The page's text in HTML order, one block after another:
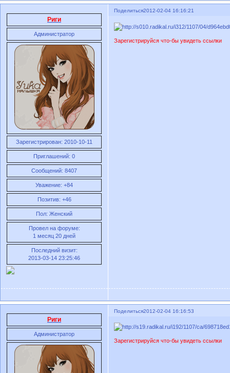
Поделиться2012-02-04 16:16:21
Риги
Администратор
Зарегистрирован: 2010-10-11
Приглашений: 0
Сообщений: 8407
Уважение: +84
Позитив: +46
Пол: Женский
Провел на форуме:
1 месяц 20 дней
Последний визит:
2013-03-14 23:25:46
Зарегистрируйся что-бы увидеть ссылки
Поделиться2012-02-04 16:16:53
Риги
Администратор
Зарегистрируйся что-бы увидеть ссылки